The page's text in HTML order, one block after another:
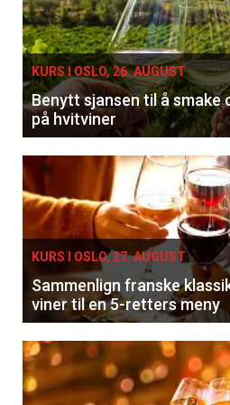
KURS I OSLO, 26. AUGUST
Benytt sjansen til å
på hvitviner
KURS I OSLO, 27. AUGUST
Sammenlign franske
viner til en 5-retters meny